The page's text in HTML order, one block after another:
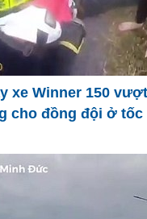
xe Winner 150
cho đồng đội ở tốc